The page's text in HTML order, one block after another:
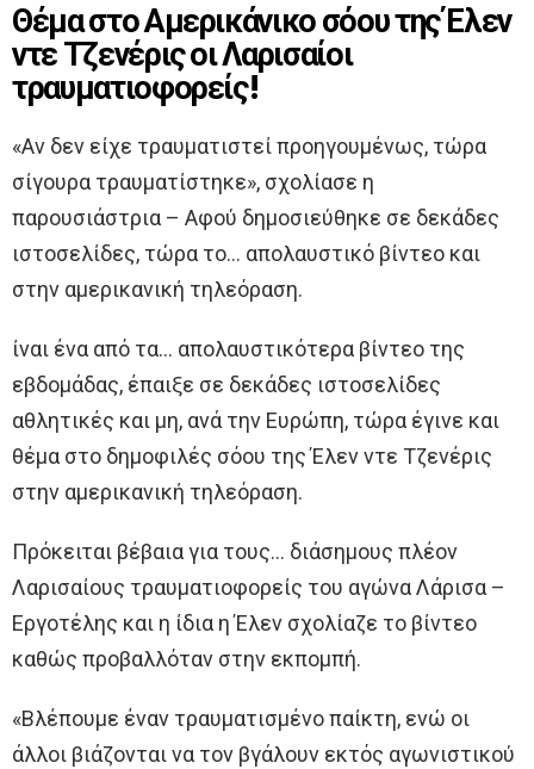
Θέμα στο Αμερικάνικο σόου της Έλεν
ντε Τζενέρις οι Λαρισαίοι
τραυματιοφορείς!
«Αν δεν είχε τραυματιστεί προηγουμένως, τώρα
σίγουρα τραυματίστηκε», σχολίασε η
παρουσιάστρια – Αφού δημοσιεύθηκε σε δεκάδες
ιστοσελίδες, τώρα το… απολαυστικό βίντεο και
στην αμερικανική τηλεόραση.
ίναι ένα από τα… απολαυστικότερα βίντεο της
εβδομάδας, έπαιξε σε δεκάδες ιστοσελίδες
αθλητικές και μη, ανά την Ευρώπη, τώρα έγινε και
θέμα στο δημοφιλές σόου της Έλεν ντε Τζενέρις
στην αμερικανική τηλεόραση.
Πρόκειται βέβαια για τους… διάσημους πλέον
Λαρισαίους τραυματιοφορείς του αγώνα Λάρισα –
Εργοτέλης και η ίδια η Έλεν σχολίαζε το βίντεο
καθώς προβαλλόταν στην εκπομπή.
«Βλέπουμε έναν τραυματισμένο παίκτη, ενώ οι
άλλοι βιάζονται να τον βγάλουν εκτός αγωνιστικού